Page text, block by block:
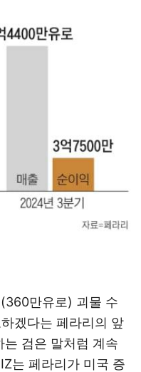
만유로) 괴물 수
겠다는 페라리의 앞
는 검은 말처럼 계속
는 페라리가 미국 증